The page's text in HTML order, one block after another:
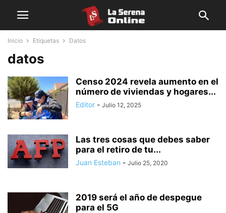
Inicio Etiquetas Datos
datos
Censo 2024 revela aumento en el
número de viviendas y hogares...
Editor - Julio 12, 2025
Las tres cosas que debes saber
para el retiro de tu...
Juan Esteban - Julio 25, 2020
2019 será el año de despegue
para el 5G